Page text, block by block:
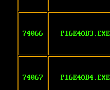
74066 P16E40B3.EXE
74067 P16E40B4.EXE